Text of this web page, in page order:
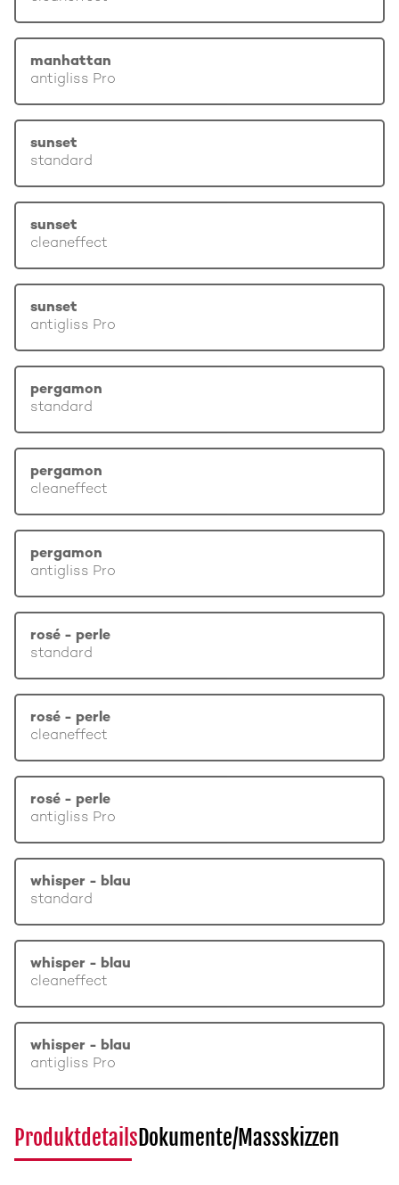
manhattan
antigliss Pro
sunset
standard
sunset
cleaneffect
sunset
antigliss Pro
pergamon
standard
pergamon
cleaneffect
pergamon
antigliss Pro
rosé - perle
standard
rosé - perle
cleaneffect
rosé - perle
antigliss Pro
whisper - blau
standard
whisper - blau
cleaneffect
whisper - blau
antigliss Pro
ProduktdetailsDokumente/Massskizzen